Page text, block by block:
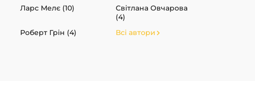
Ларс Мелє (10)
Світлана Овчарова
(4)
Роберт Грін (4) Всі автори